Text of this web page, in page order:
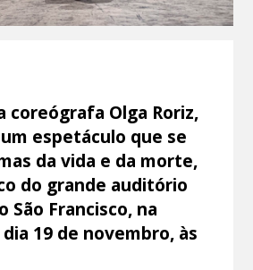
coreógrafa Olga Roriz,
espetáculo que se
da vida e da morte,
do grande auditório
São Francisco, na
19 de novembro, às